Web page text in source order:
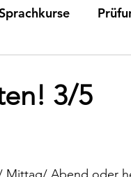
3/5